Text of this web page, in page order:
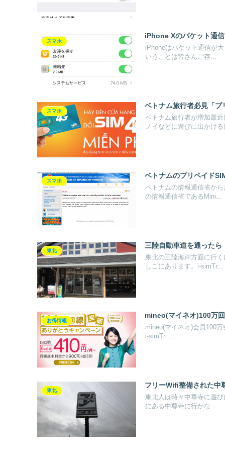
スマホ
iPhone Xのパケット通
iPhoneはパケット通信が
いうことは皆さんご存...
スマホ
ベトナム旅行者必見「
ベトナム旅行者が増加最
ノイなどに遊びに出かけ
スマホ
ベトナムのプリペイド
ベトナムの情報通信省か
の情報通信省であるMini...
東北
三陸自動車道を通った
東北の三陸海岸方面に行
しこにあります。i-simTr...
お得情報
mineo(マイネオ)100万
mineo(マイネオ)会員100
i-simTri...
東北
フリーWifi整備された中
東北人は時々中尊寺に遊
にある中尊寺に行かな...